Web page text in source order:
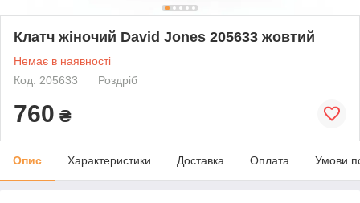
Клатч жіночий David Jones 205633 жовтий
Немає в наявності
Код: 205633
Роздріб
760 ₴
Опис Характеристики Доставка Оплата Умови